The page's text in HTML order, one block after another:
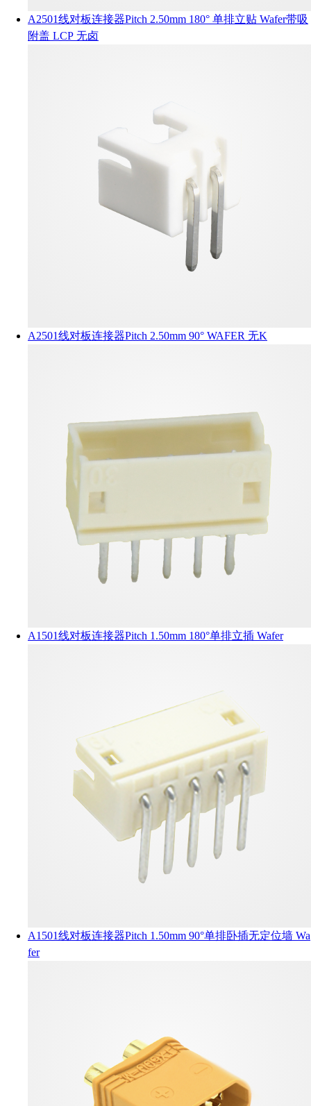
A2501线对板连接器Pitch 2.50mm 180° 单排立贴 Wafer带吸
附盖 LCP 无卤
A2501线对板连接器Pitch 2.50mm 90° WAFER 无K
A1501线对板连接器Pitch 1.50mm 180°单排立插 Wafer
A1501线对板连接器Pitch 1.50mm 90°单排卧插无定位墙 Wa
fer